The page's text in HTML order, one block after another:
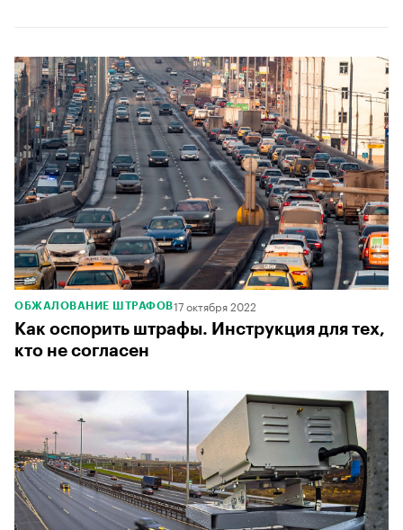
ОБЖАЛОВАНИЕ ШТРАФОВ17 октября 2022
Как оспорить штрафы. Инструкция для тех,
кто не согласен